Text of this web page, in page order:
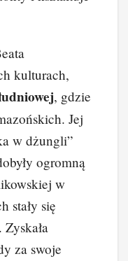
kulturach,
, gdzie
Jej
w dżungli”
ogromną
w
stały się
za swoje